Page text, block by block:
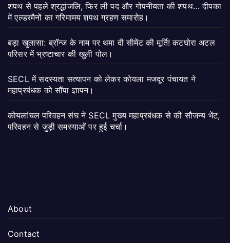
शपथ से पहले श्रद्धांजलि, फिर ली पद और गोपनीयता की शपथ… दीपका
में एल्डरमैनों का गरिमामय शपथ ग्रहण समारोह।
बड़ा खुलासा: ब्रॉन्ज के नाम पर थमा दी सीमेंट की मूर्ति! कटघोरा अटल
परिसर में भ्रष्टाचार की खुली पोल।
SECL में सदस्यता सत्यापन को लेकर कोयला मजदूर पंचायत ने
महाप्रबंधक को सौंपा ज्ञापन।
कोयलांचल परिवहन संघ ने SECL मुख्य महाप्रबंधक से की सौजन्य भेंट,
परिवहन से जुड़ी समस्याओं पर हुई चर्चा।
About
Contact